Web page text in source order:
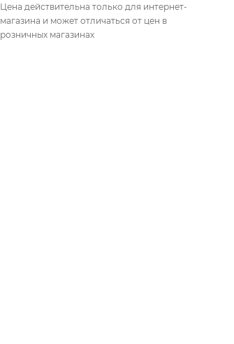
Цена действительна только для интернет-
магазина и может отличаться от цен в
розничных магазинах